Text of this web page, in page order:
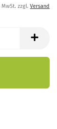
MwSt. zzgl. Versand